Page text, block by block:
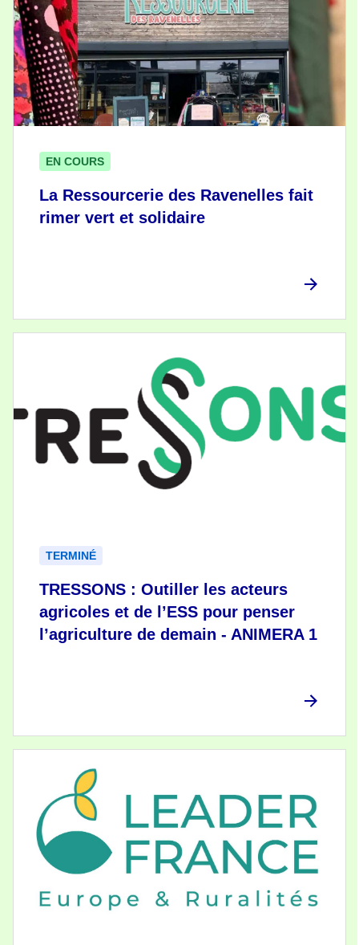
La Ressourcerie des Ravenelles fait
rimer vert et solidaire
EN COURS
TRESSONS : Outiller les acteurs
agricoles et de l’ESS pour penser
l’agriculture de demain - ANIMERA 1
TERMINÉ